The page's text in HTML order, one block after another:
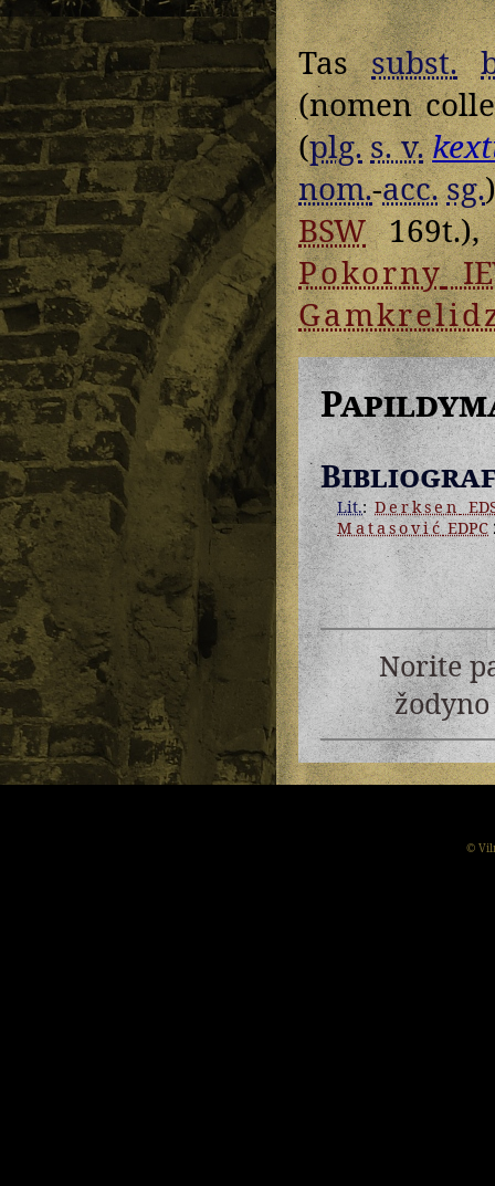
Tassubst.
(nomen
(plg.s. v.
nom.-acc. sg.
BSW169t.),
Pokorny
Lit.:Derksen
MatasovićEDPC
Norite
©